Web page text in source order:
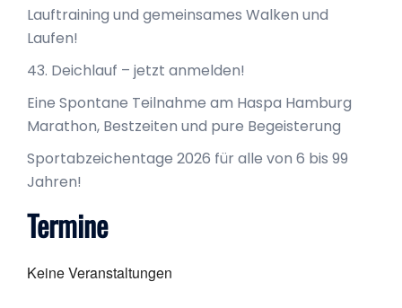
Lauftraining und gemeinsames Walken und
Laufen!
43. Deichlauf – jetzt anmelden!
Eine Spontane Teilnahme am Haspa Hamburg
Marathon, Bestzeiten und pure Begeisterung
Sportabzeichentage 2026 für alle von 6 bis 99
Jahren!
Termine
Keine Veranstaltungen